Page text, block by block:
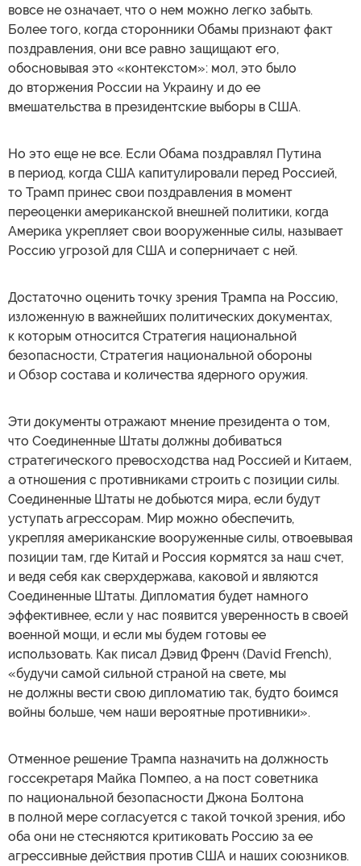
вовсе не означает, что о нем можно легко забыть.
Более того, когда сторонники Обамы признают факт
поздравления, они все равно защищают его,
обосновывая это «контекстом»: мол, это было
до вторжения России на Украину и до ее
вмешательства в президентские выборы в США.
Но это еще не все. Если Обама поздравлял Путина
в период, когда США капитулировали перед Россией,
то Трамп принес свои поздравления в момент
переоценки американской внешней политики, когда
Америка укрепляет свои вооруженные силы, называет
Россию угрозой для США и соперничает с ней.
Достаточно оценить точку зрения Трампа на Россию,
изложенную в важнейших политических документах,
к которым относится Стратегия национальной
безопасности, Стратегия национальной обороны
и Обзор состава и количества ядерного оружия.
Эти документы отражают мнение президента о том,
что Соединенные Штаты должны добиваться
стратегического превосходства над Россией и Китаем,
а отношения с противниками строить с позиции силы.
Соединенные Штаты не добьются мира, если будут
уступать агрессорам. Мир можно обеспечить,
укрепляя американские вооруженные силы, отвоевывая
позиции там, где Китай и Россия кормятся за наш счет,
и ведя себя как сверхдержава, каковой и являются
Соединенные Штаты. Дипломатия будет намного
эффективнее, если у нас появится уверенность в своей
военной мощи, и если мы будем готовы ее
использовать. Как писал Дэвид Френч (David French),
«будучи самой сильной страной на свете, мы
не должны вести свою дипломатию так, будто боимся
войны больше, чем наши вероятные противники».
Отменное решение Трампа назначить на должность
госсекретаря Майка Помпео, а на пост советника
по национальной безопасности Джона Болтона
в полной мере согласуется с такой точкой зрения, ибо
оба они не стесняются критиковать Россию за ее
агрессивные действия против США и наших союзников.